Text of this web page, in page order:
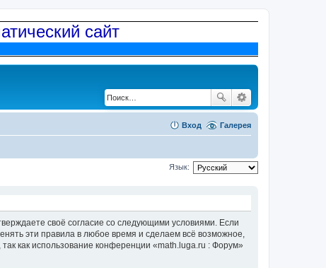
сайт
Галерея
Вход
Язык:
своё согласие со следующими условиями. Если
эти правила в любое время и сделаем всё возможное,
как использование конференции «math.luga.ru : Форум»